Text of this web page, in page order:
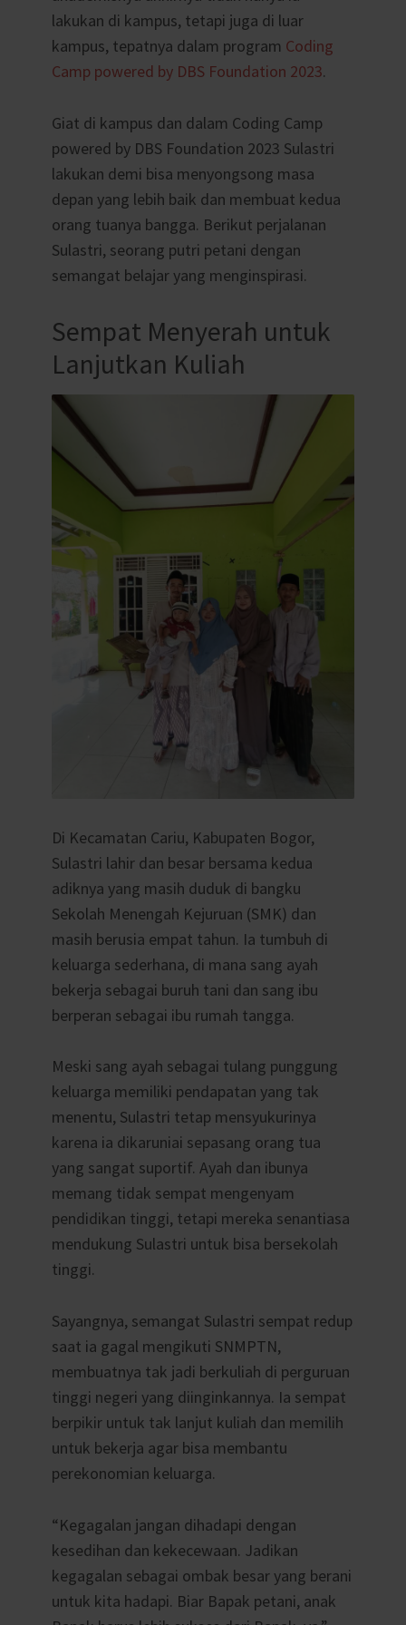
lakukan di kampus, tetapi juga di luar
kampus, tepatnya dalam program Coding
Camp powered by DBS Foundation 2023.
Giat di kampus dan dalam Coding Camp
powered by DBS Foundation 2023 Sulastri
lakukan demi bisa menyongsong masa
depan yang lebih baik dan membuat kedua
orang tuanya bangga. Berikut perjalanan
Sulastri, seorang putri petani dengan
semangat belajar yang menginspirasi.
Sempat Menyerah untuk
Lanjutkan Kuliah
Di Kecamatan Cariu, Kabupaten Bogor,
Sulastri lahir dan besar bersama kedua
adiknya yang masih duduk di bangku
Sekolah Menengah Kejuruan (SMK) dan
masih berusia empat tahun. Ia tumbuh di
keluarga sederhana, di mana sang ayah
bekerja sebagai buruh tani dan sang ibu
berperan sebagai ibu rumah tangga.
Meski sang ayah sebagai tulang punggung
keluarga memiliki pendapatan yang tak
menentu, Sulastri tetap mensyukurinya
karena ia dikaruniai sepasang orang tua
yang sangat suportif. Ayah dan ibunya
memang tidak sempat mengenyam
pendidikan tinggi, tetapi mereka senantiasa
mendukung Sulastri untuk bisa bersekolah
tinggi.
Sayangnya, semangat Sulastri sempat redup
saat ia gagal mengikuti SNMPTN,
membuatnya tak jadi berkuliah di perguruan
tinggi negeri yang diinginkannya. Ia sempat
berpikir untuk tak lanjut kuliah dan memilih
untuk bekerja agar bisa membantu
perekonomian keluarga.
“Kegagalan jangan dihadapi dengan
kesedihan dan kekecewaan. Jadikan
kegagalan sebagai ombak besar yang berani
untuk kita hadapi. Biar Bapak petani, anak